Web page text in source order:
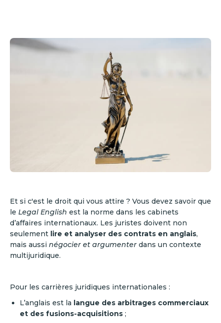
Et si c'est le droit qui vous attire ? Vous devez savoir que
le Legal English est la norme dans les cabinets
d’affaires internationaux. Les juristes doivent non
seulement lire et analyser des contrats en anglais,
mais aussi négocier et argumenter dans un contexte
multijuridique.
Pour les carrières juridiques internationales :
L’anglais est la langue des arbitrages commerciaux
et des fusions-acquisitions ;